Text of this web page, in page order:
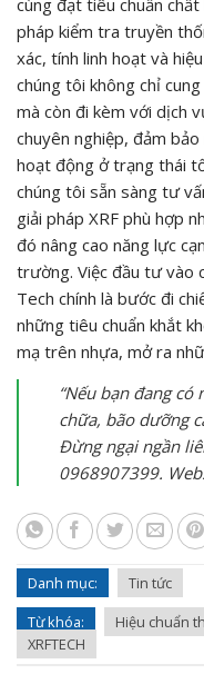
pháp kiểm tra truyền
xác, tính linh hoạt và
chúng tôi không chỉ
mà còn đi kèm với dịch
chuyên nghiệp, đảm
hoạt động ở trạng thái
chúng tôi sẵn sàng tư
giải pháp XRF phù hợp
đó nâng cao năng lực
trường. Việc đầu tư vào
Tech chính là bước đi
những tiêu chuẩn khắt
mạ trên nhựa, mở ra
“Nếu bạn đang có
chữa, bão dưỡng
Đừng ngại ngần
0968907399.
Danh mục:
Tin tức
Từ khóa:
Hiệu chuẩn
XRFTECH